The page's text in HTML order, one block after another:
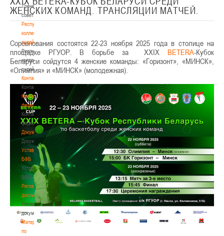
Тренерский
совет
Республиканская
коллегия
судей
Республиканская
коллегия
судей
Контакты
Контакты
Контакты
федерации
Контакты
федерации
Документы
Документы
Устав
БФБ
Устав
БФБ
Регламентирующие
документы
Регламентирующие
документы
Материалы
по
ЖЕНСКИХ КОМАНД. ТРАНСЛЯЦИИ МАТЧЕЙ.
Соревнования состоятся 22-23 ноября 2025 годав столице на
площадке РГУОР. В борьбе за XXIX BETERA-Кубок
Беларуси сойдутся 4 женские команды: «Горизонт», «МИНСК»,
«Олимпия» и «МИНСК» (молодежная).